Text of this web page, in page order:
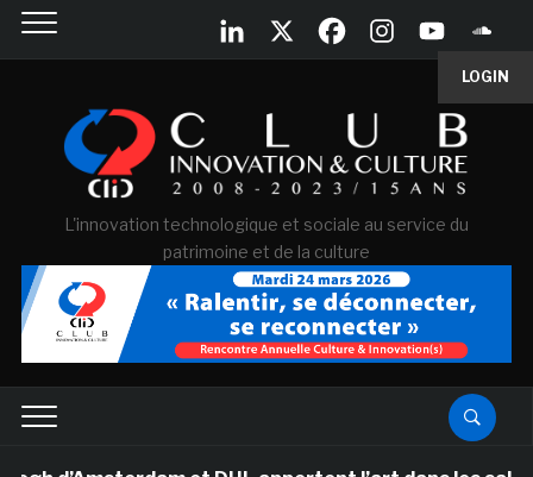
LOGIN
L'innovation technologique et sociale au service du
patrimoine et de la culture